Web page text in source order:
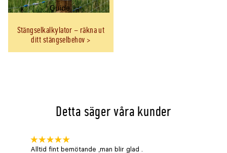
Guide
Stängselkalkylator – räkna ut
ditt stängselbehov
Detta säger våra kunder
Alltid fint bemötande ,man blir glad .